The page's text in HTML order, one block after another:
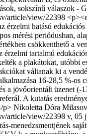
sokszínű válaszok -
article/view/22398
érzelmi hatású
mérési periódusban,
csökkenthető a
érzelmi tartalmú
a plakátokat, utóbbi
váltanak ki a
16-28,5 %-
a jövőorientált üzenet
A kutatás
p> Nikoletta Dóra
article/view/22398 v, 05
menedzsmentjének